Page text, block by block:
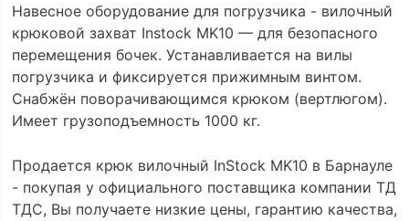
Навесное оборудование для погрузчика - вилочный
крюковой захват Instock MK10 — для безопасного
перемещения бочек. Устанавливается на вилы
погрузчика и фиксируется прижимным винтом.
Снабжён поворачивающимся крюком (вертлюгом).
Имеет грузоподъемность 1000 кг.
Продается крюк вилочный InStock MK10 в Барнауле
- покупая у официального поставщика компании ТД
ТДС, Вы получаете низкие цены, гарантию качества,